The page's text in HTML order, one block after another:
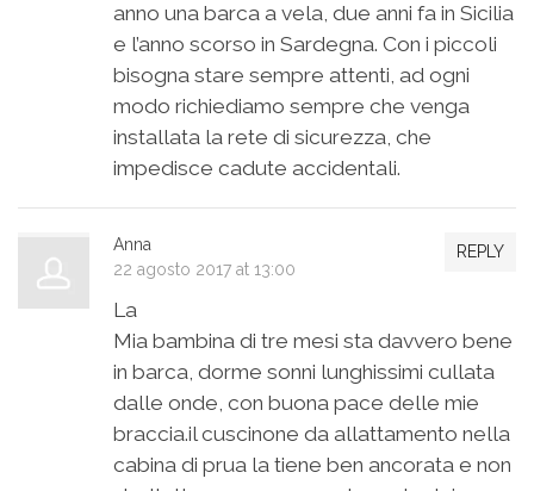
anno una barca a vela, due anni fa in Sicilia
e l’anno scorso in Sardegna. Con i piccoli
bisogna stare sempre attenti, ad ogni
modo richiediamo sempre che venga
installata la rete di sicurezza, che
impedisce cadute accidentali.
REPLY
Anna
22 agosto 2017 at 13:00
La
Mia bambina di tre mesi sta davvero bene
in barca, dorme sonni lunghissimi cullata
dalle onde, con buona pace delle mie
braccia.il cuscinone da allattamento nella
cabina di prua la tiene ben ancorata e non